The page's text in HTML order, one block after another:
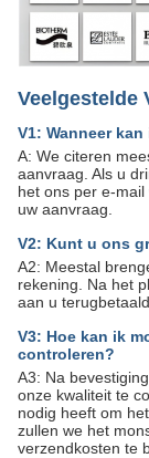
Veelgestelde
V1: Wanneer
A: We citeren
aanvraag. Als u
het ons per e-
uw aanvraag.
V2: Kunt u ons
A2: Meestal
rekening. Na het
aan u terugbetaald.
V3: Hoe kan ik
controleren?
A3: Na
onze kwaliteit te
nodig heeft om
zullen we het
verzendkosten te